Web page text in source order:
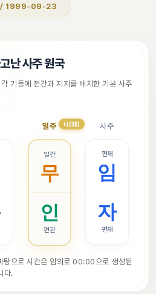
/ 1999-09-23
난 사주 원국
각 기둥에 천간과 지지를 배치한 기본 사주
시주
편재
임
자
편재
일주
일간
무
인
편관
나(我)
탕으로 시간은 임의로 00:00으로 생성된
다.